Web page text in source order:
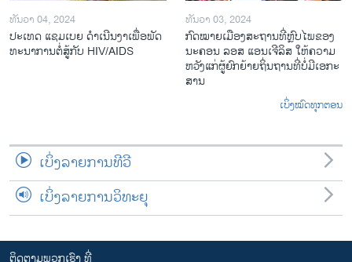
ທັນວາ 04, 2024
ປະ​ເທດ ແຊມ​ເບຍ ດຳ​ເນີນ​ງາ​ເພື່ອ​ພັດ​
ທະ​ນາ​ການ​ຕໍ່​ສູ້​ກັບ​ HIV/AIDS
ທັນວາ 03, 2024
ກົດ​ໝາຍ​ເມືອງ​ສະ​ຖານ​ທີ່ຫຼົບ​ໄພ​ຂອງ​
ນະ​ຄອນ ລອ​ສ ແອນ​ເຈີ​ລິ​ສ ໃຫ້​ຄວາມ​
ຫວັງ​ແກ່​ຜູ້​ຍົກ​ຍ້າຍ​ຖິ່ນ​ຖານ​ທີ່ບໍ່​ມີ​ເອ​ກະ​
ສານ
ເບິ່ງໝົດທຸກຕອນ
ເບິ່ງລາຍການທີວີ
ເບິ່ງລາຍການວິທະຍຸ
ຕິດຕາມພວກເຮົາ ທີ່